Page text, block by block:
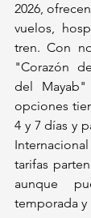
2026,
vuelos,
tren. Con
"Corazón
del
opciones
4 y 7 días y
tarifas
aunque
temporada y